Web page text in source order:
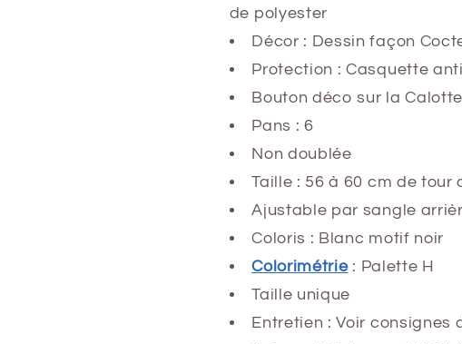
de polyester
Décor : Dessin façon
Protection : Casquette
Bouton déco sur la Calotte
Pans : 6
Non doublée
Taille : 56 à 60 cm de tour
Ajustable par sangle
Coloris : Blanc motif noir
Colorimétrie : Palette H
Taille unique
Entretien : Voir consignes